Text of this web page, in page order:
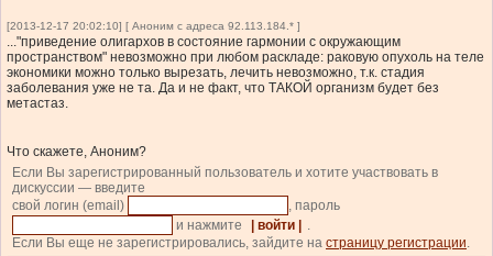
[2013-12-17 20:02:10] [ Аноним с адреса 92.113.184.* ]
..."приведение олигархов в состояние гармонии с окружающим
пространством" невозможно при любом раскладе: раковую опухоль на теле
экономики можно только вырезать, лечить невозможно, т.к. стадия
заболевания уже не та. Да и не факт, что ТАКОЙ организм будет без
метастаз.
Что скажете, Аноним?
Если Вы зарегистрированный пользователь и хотите участвовать в
дискуссии — введите
свой логин (email)
, пароль
и нажмите
| войти |
.
Если Вы еще не зарегистрировались, зайдите на страницу регистрации.